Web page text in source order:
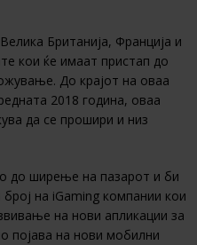
Британија, Франција и
кои ќе имаат пристап до
До крајот на оваа
2018 година, оваа
да се прошири и низ
до ширење на пазарот и би
на iGaming компании кои
на нови апликации за
појава на нови мобилни